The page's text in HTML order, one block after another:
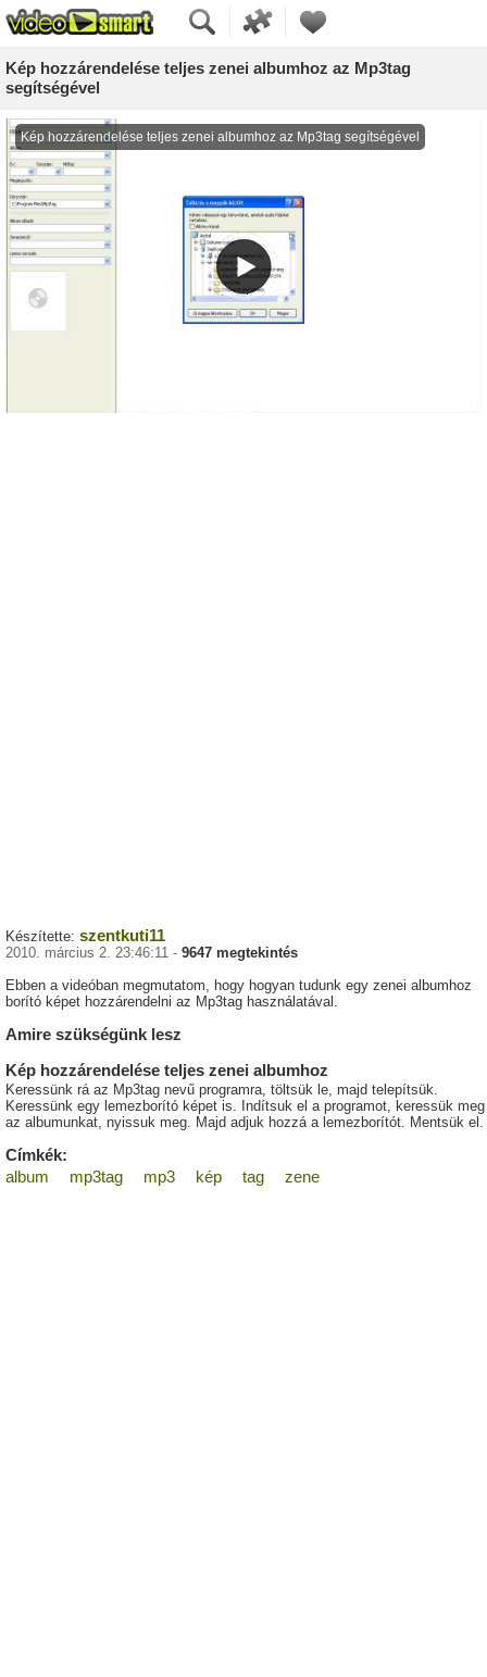
Kép hozzárendelése teljes zenei albumhoz az Mp3tag
segítségével
Készítette: szentkuti11
2010. március 2. 23:46:11 - 9647 megtekintés
Ebben a videóban megmutatom, hogy hogyan tudunk egy zenei albumhoz
borító képet hozzárendelni az Mp3tag használatával.
Amire szükségünk lesz
Kép hozzárendelése teljes zenei albumhoz
Keressünk rá az Mp3tag nevű programra, töltsük le, majd telepítsük.
Keressünk egy lemezborító képet is. Indítsuk el a programot, keressük meg
az albumunkat, nyissuk meg. Majd adjuk hozzá a lemezborítót. Mentsük el.
Címkék:
album
mp3tag mp3 kép tag zene